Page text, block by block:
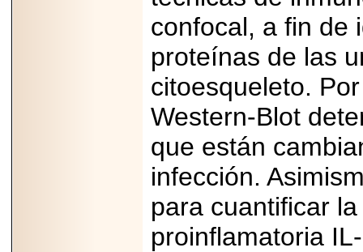
confocal, a fin de
proteínas de las
citoesqueleto.
Western-Blot
que están
infección.
para cuantificar
proinflamatoria